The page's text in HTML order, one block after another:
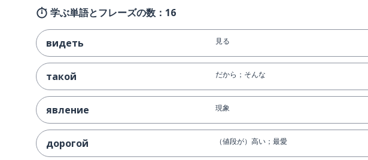
学ぶ単語とフレーズの数：16
видеть 見る
такой だから；そんな
явление 現象
дорогой （値段が）高い；最愛